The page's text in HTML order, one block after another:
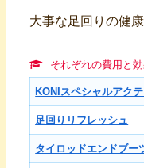
大事な足回りの健
それぞれの費用と
KONIスペシャルアク
足回りリフレッシュ
タイロッドエンドブー